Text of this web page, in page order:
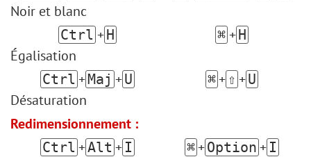
Noir et blanc
Ctrl +H ⌘ +H
Égalisation
Ctrl +Maj +U ⌘+ ⇧ +U
Désaturation
Redimensionnement :
Ctrl +Alt + I ⌘+Option + I